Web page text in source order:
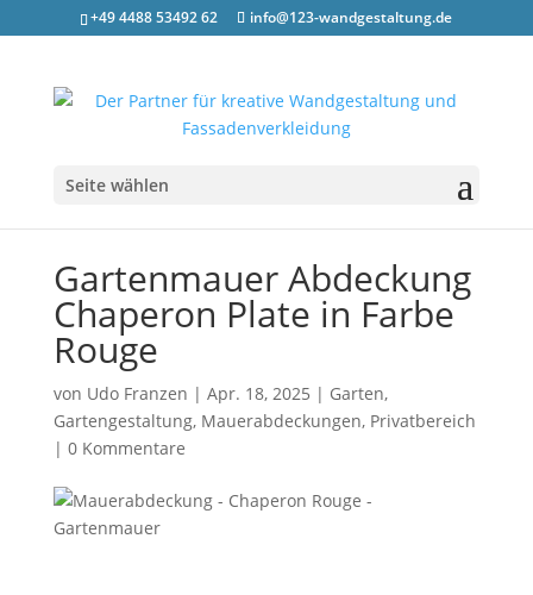
+49 4488 53492 62 info@123-wandgestaltung.de
Seite wählen
Gartenmauer Abdeckung
Chaperon Plate in Farbe
Rouge
von Udo Franzen | Apr. 18, 2025 | Garten,
Gartengestaltung, Mauerabdeckungen, Privatbereich
| 0 Kommentare